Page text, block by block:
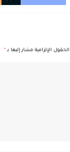
الحقول الإلزامية مشار إليها بـ *